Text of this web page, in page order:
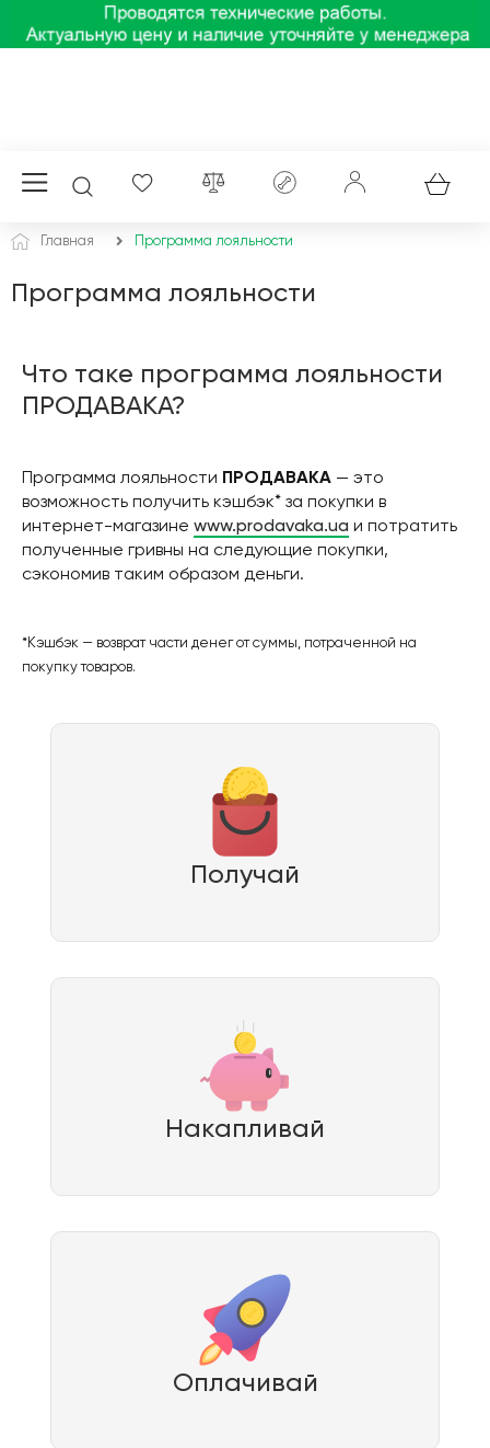
Главная Программа лояльности
Программа лояльности
Что таке программа лояльности
ПРОДАВАКА?
Программа лояльности ПРОДАВАКА — это
возможность получить кэшбэк* за покупки в
интернет-магазине www.prodavaka.ua и потратить
полученные гривны на следующие покупки,
сэкономив таким образом деньги.
*Кэшбэк — возврат части денег от суммы, потраченной на
покупку товаров.
Получай
Накапливай
Оплачивай